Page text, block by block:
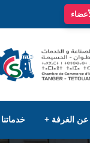
عن الغرفة خدماتنا